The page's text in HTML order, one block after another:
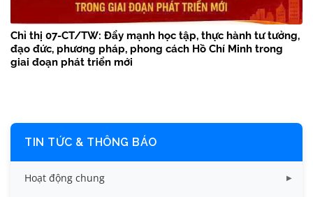
Chỉ thị 07-CT/TW: Đẩy mạnh học tập, thực hành tư tưởng,
đạo đức, phương pháp, phong cách Hồ Chí Minh trong
giai đoạn phát triển mới
TIN TỨC & THÔNG BÁO
Hoạt động chung